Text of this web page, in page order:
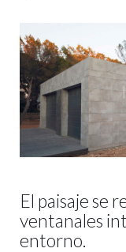
El paisaje se
ventanales
entorno.